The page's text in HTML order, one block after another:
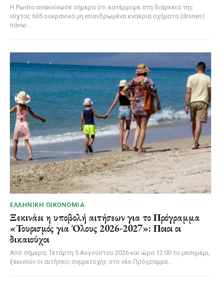
Η Ρωσία ανακοίνωσε σήμερα ότι κατέρριψε στη διάρκεια της
νύχτας 605 ουκρανικά μη επανδρωμένα εναέρια οχήματα (drones)
πάνω...
ΕΛΛΗΝΙΚΉ ΟΙΚΟΝΟΜΊΑ
Ξεκινάει η υποβολή αιτήσεων για το Πρόγραμμα
«Τουρισμός για Όλους 2026-2027»: Ποιοι οι
δικαιούχοι
Από σήμερα, Τετάρτη 5 Αυγούστου 2026 και ώρα 12:00 το μεσημέρι,
ξεκινούν οι αιτήσεις συμμετοχής στο νέο Πρόγραμμα...